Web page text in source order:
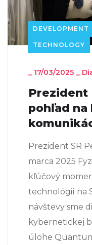
DEVELOPMENT
TECHNOLOGY
_ 17/03/2025 _
Prezident
pohľad na
Prezident SR
marca 2025
kľúčový
technológií na
návštevy sme
kybernetickej
úlohe